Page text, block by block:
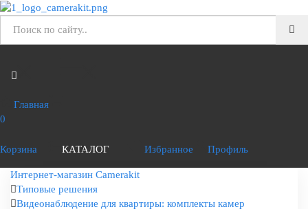
Главная
0
Корзина КАТАЛОГ Избранное Профиль
Интернет-магазин Camerakit
Типовые решения
Видеонаблюдение для квартиры: комплекты камер